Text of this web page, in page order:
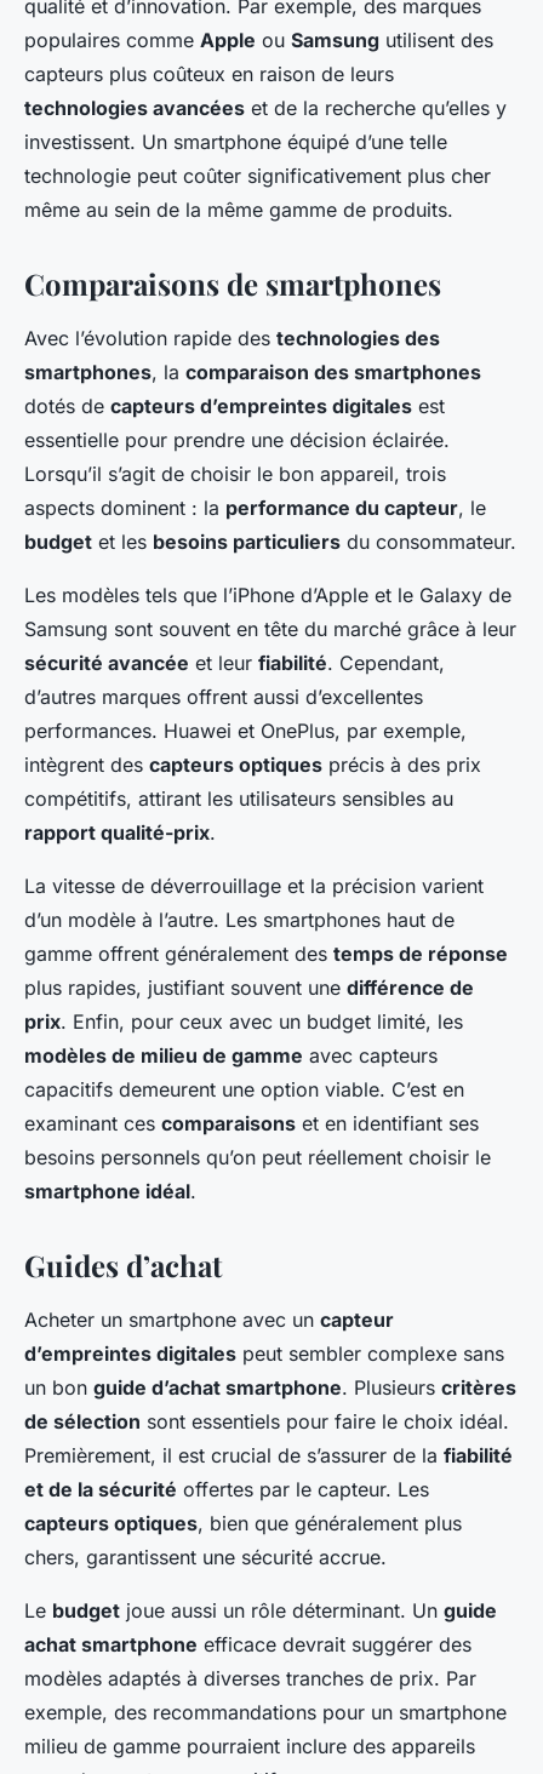
qualité et d’innovation. Par exemple, des marques
populaires comme Apple ou Samsung utilisent des
capteurs plus coûteux en raison de leurs
technologies avancées et de la recherche qu’elles y
investissent. Un smartphone équipé d’une telle
technologie peut coûter significativement plus cher
même au sein de la même gamme de produits.
Comparaisons de smartphones
Avec l’évolution rapide des technologies des
smartphones, la comparaison des smartphones
dotés de capteurs d’empreintes digitales est
essentielle pour prendre une décision éclairée.
Lorsqu’il s’agit de choisir le bon appareil, trois
aspects dominent : la performance du capteur, le
budget et les besoins particuliers du consommateur.
Les modèles tels que l’iPhone d’Apple et le Galaxy de
Samsung sont souvent en tête du marché grâce à leur
sécurité avancée et leur fiabilité. Cependant,
d’autres marques offrent aussi d’excellentes
performances. Huawei et OnePlus, par exemple,
intègrent des capteurs optiques précis à des prix
compétitifs, attirant les utilisateurs sensibles au
rapport qualité-prix.
La vitesse de déverrouillage et la précision varient
d’un modèle à l’autre. Les smartphones haut de
gamme offrent généralement des temps de réponse
plus rapides, justifiant souvent une différence de
prix. Enfin, pour ceux avec un budget limité, les
modèles de milieu de gamme avec capteurs
capacitifs demeurent une option viable. C’est en
examinant ces comparaisons et en identifiant ses
besoins personnels qu’on peut réellement choisir le
smartphone idéal.
Guides d’achat
Acheter un smartphone avec un capteur
d’empreintes digitales peut sembler complexe sans
un bon guide d’achat smartphone. Plusieurs critères
de sélection sont essentiels pour faire le choix idéal.
Premièrement, il est crucial de s’assurer de la fiabilité
et de la sécurité offertes par le capteur. Les
capteurs optiques, bien que généralement plus
chers, garantissent une sécurité accrue.
Le budget joue aussi un rôle déterminant. Un guide
achat smartphone efficace devrait suggérer des
modèles adaptés à diverses tranches de prix. Par
exemple, des recommandations pour un smartphone
milieu de gamme pourraient inclure des appareils